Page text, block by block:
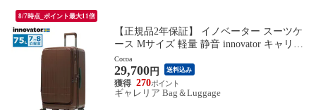
8/7時点_ポイント最大11倍
【正規品2年保証】 イノベーター スーツケ
ース Mサイズ 軽量 静音 innovator キャリー
ケース ストッパー付き キャスターロック
マット おしゃれ ブランド 大きめ 7泊 8泊
Extreme Journey 75L Middle INV650DOR
Cocoa
29,700円 送料込み
270
ギャレリア Bag＆Luggage